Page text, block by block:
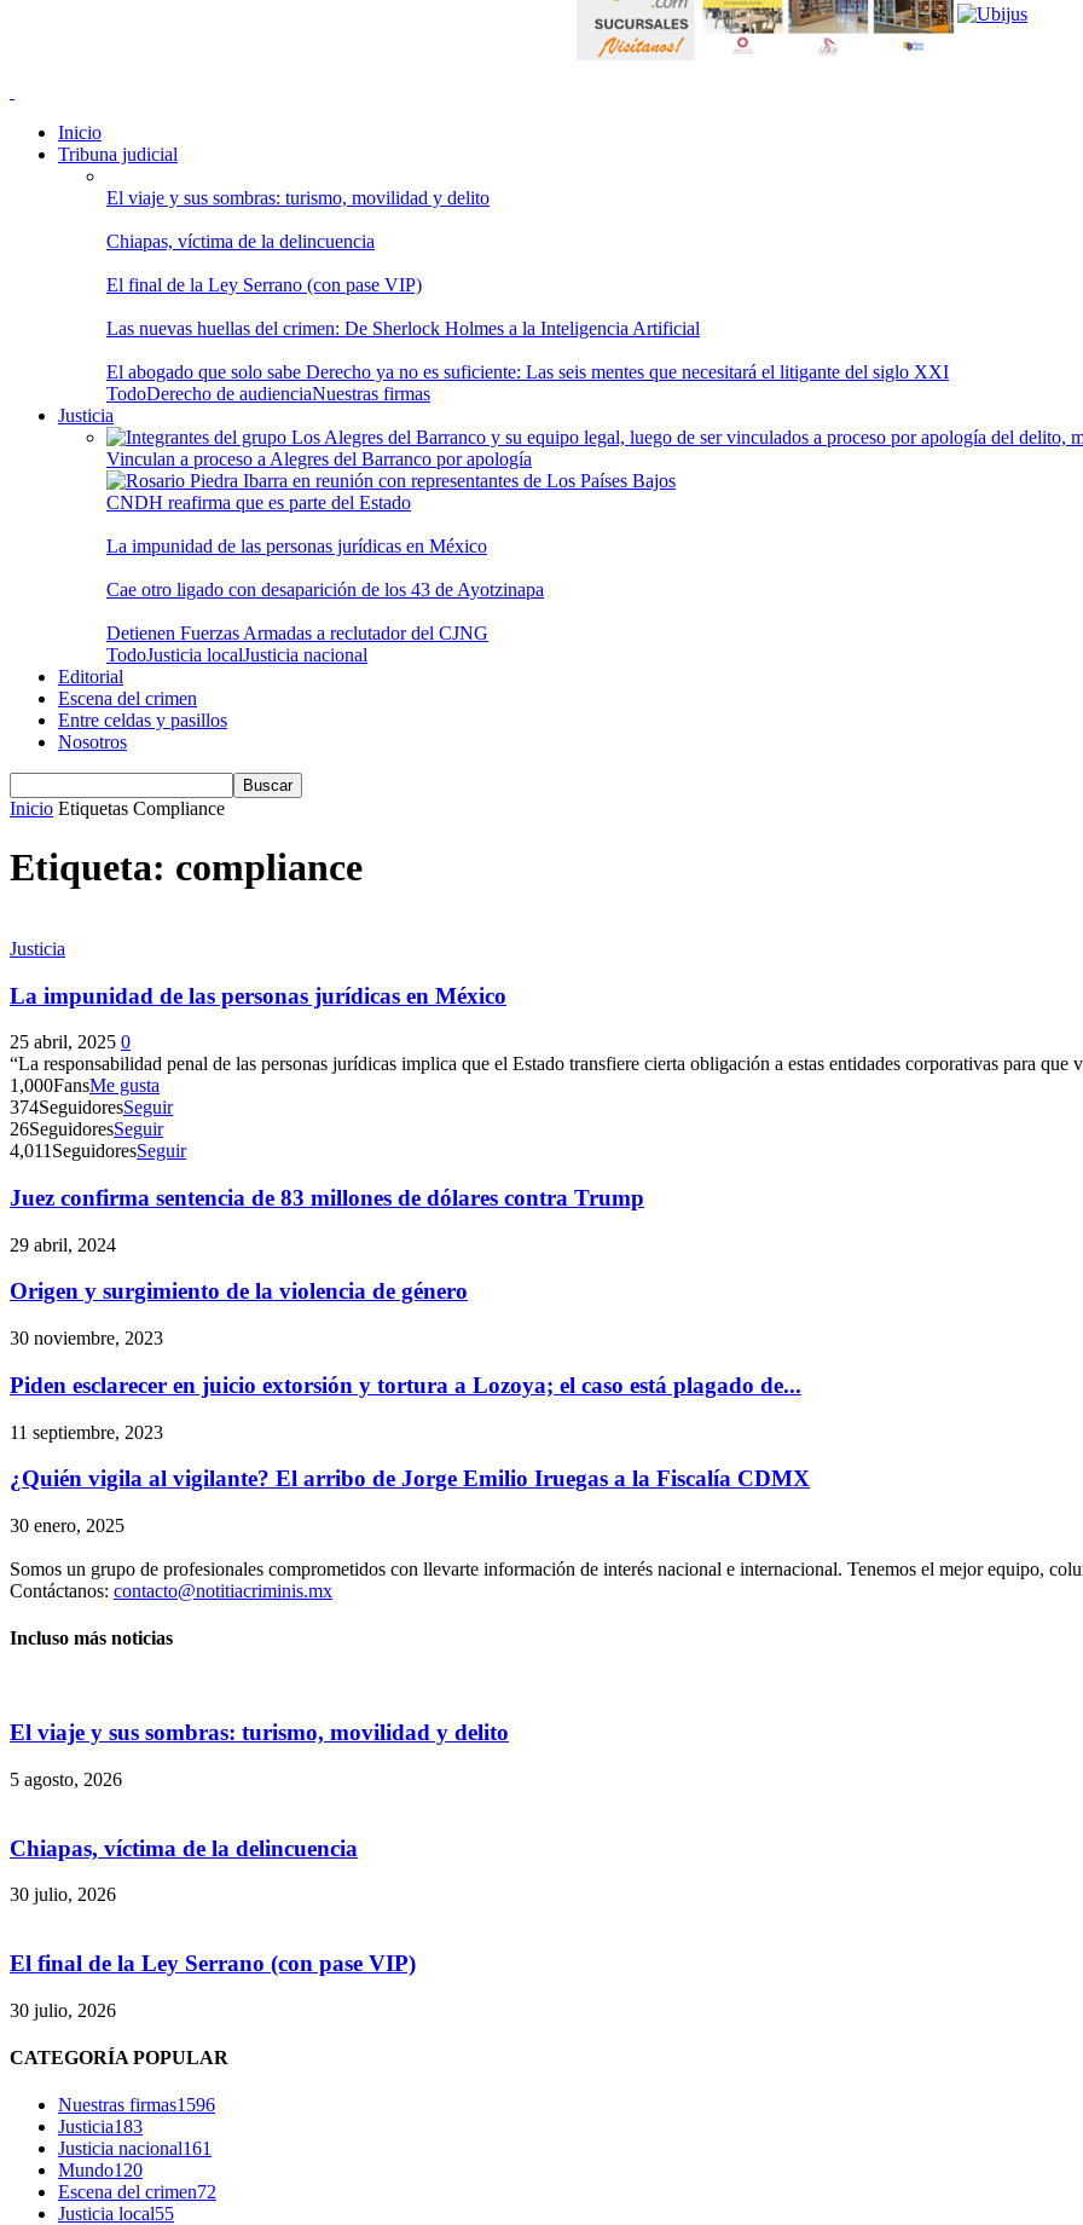
Inicio
Tribuna judicial
El viaje y sus sombras: turismo, movilidad y delito
Chiapas, víctima de la delincuencia
El final de la Ley Serrano (con pase VIP)
Las nuevas huellas del crimen: De Sherlock Holmes a la Inteligencia Artificial
El abogado que solo sabe Derecho ya no es suficiente: Las seis mentes que necesitará el litigante del siglo XXI
TodoDerecho de audienciaNuestras firmas
Justicia
Vinculan a proceso a Alegres del Barranco por apología
CNDH reafirma que es parte del Estado
La impunidad de las personas jurídicas en México
Cae otro ligado con desaparición de los 43 de Ayotzinapa
Detienen Fuerzas Armadas a reclutador del CJNG
TodoJusticia localJusticia nacional
Editorial
Escena del crimen
Entre celdas y pasillos
Nosotros
Inicio Etiquetas Compliance
Etiqueta: compliance
Justicia
La impunidad de las personas jurídicas en México
25 abril, 2025 0
“La responsabilidad penal de las personas jurídicas implica que el Estado transfiere cierta obligación a estas entidades corporativas para que
1,000FansMe gusta
374SeguidoresSeguir
26SeguidoresSeguir
4,011 SeguidoresSeguir
Juez confirma sentencia de 83 millones de dólares contra Trump
29 abril, 2024
Origen y surgimiento de la violencia de género
30 noviembre, 2023
Piden esclarecer en juicio extorsión y tortura a Lozoya; el caso está plagado de...
11 septiembre, 2023
¿Quién vigila al vigilante? El arribo de Jorge Emilio Iruegas a la Fiscalía CDMX
30 enero, 2025
Somos un grupo de profesionales comprometidos con llevarte información de interés nacional e internacional. Tenemos el mejor equipo,
Contáctanos: contacto@notitiacriminis.mx
Incluso más noticias
El viaje y sus sombras: turismo, movilidad y delito
5 agosto, 2026
Chiapas, víctima de la delincuencia
30 julio, 2026
El final de la Ley Serrano (con pase VIP)
30 julio, 2026
CATEGORÍA POPULAR
Nuestras firmas1596
Justicia183
Justicia nacional161
Mundo120
Escena del crimen72
Justicia local55